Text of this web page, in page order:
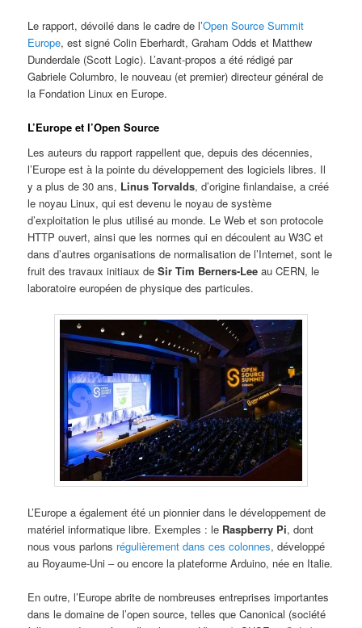
Le rapport, dévoilé dans le cadre de l’Open Source Summit
Europe, est signé Colin Eberhardt, Graham Odds et Matthew
Dunderdale (Scott Logic). L’avant-propos a été rédigé par
Gabriele Columbro, le nouveau (et premier) directeur général de
la Fondation Linux en Europe.
L’Europe et l’Open Source
Les auteurs du rapport rappellent que, depuis des décennies,
l’Europe est à la pointe du développement des logiciels libres. Il
y a plus de 30 ans, Linus Torvalds, d’origine finlandaise, a créé
le noyau Linux, qui est devenu le noyau de système
d’exploitation le plus utilisé au monde. Le Web et son protocole
HTTP ouvert, ainsi que les normes qui en découlent au W3C et
dans d’autres organisations de normalisation de l’Internet, sont le
fruit des travaux initiaux deSir Tim Berners-Lee au CERN, le
laboratoire européen de physique des particules.
L’Europe a également été un pionnier dans le développement de
matériel informatique libre. Exemples : le Raspberry Pi, dont
nous vous parlons régulièrement dans ces colonnes, développé
au Royaume-Uni – ou encore la plateforme Arduino, née en Italie.
En outre, l’Europe abrite de nombreuses entreprises importantes
dans le domaine de l’open source, telles que Canonical (société